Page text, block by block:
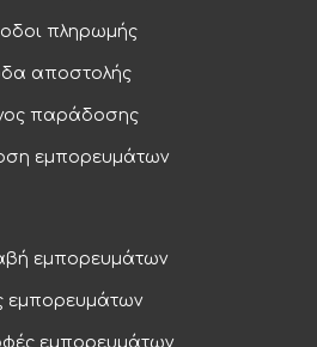
πληρωμής
αποστολής
παράδοσης
εμπορευμάτων
εμπορευμάτων
εμπορευμάτων
εμπορευμάτων